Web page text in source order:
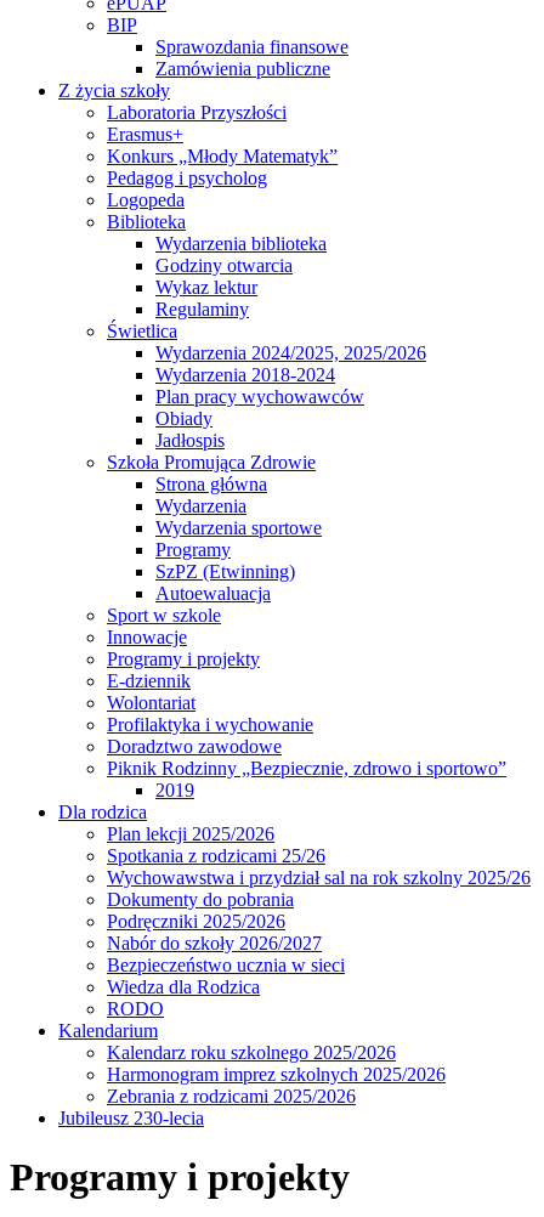
BIP
Sprawozdania finansowe
Zamówienia publiczne
Z życia szkoły
Laboratoria Przyszłości
Erasmus+
Konkurs „Młody Matematyk”
Pedagog i psycholog
Logopeda
Biblioteka
Wydarzenia biblioteka
Godziny otwarcia
Wykaz lektur
Regulaminy
Świetlica
Wydarzenia 2024/2025, 2025/2026
Wydarzenia 2018-2024
Plan pracy wychowawców
Obiady
Jadłospis
Szkoła Promująca Zdrowie
Strona główna
Wydarzenia
Wydarzenia sportowe
Programy
SzPZ (Etwinning)
Autoewaluacja
Sport w szkole
Innowacje
Programy i projekty
E-dziennik
Wolontariat
Profilaktyka i wychowanie
Doradztwo zawodowe
Piknik Rodzinny „Bezpiecznie, zdrowo i sportowo”
2019
Dla rodzica
Plan lekcji 2025/2026
Spotkania z rodzicami 25/26
Wychowawstwa i przydział sal na rok szkolny 2025/26
Dokumenty do pobrania
Podręczniki 2025/2026
Nabór do szkoły 2026/2027
Bezpieczeństwo ucznia w sieci
Wiedza dla Rodzica
RODO
Kalendarium
Kalendarz roku szkolnego 2025/2026
Harmonogram imprez szkolnych 2025/2026
Zebrania z rodzicami 2025/2026
Jubileusz 230-lecia
Programy i projekty